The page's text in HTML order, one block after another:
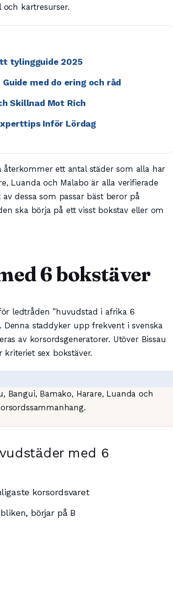
och kartresurser.
tylingguide 2025
med do ering och råd
Skillnad Mot Rich
Inför Lördag
återkommer ett antal städer som alla har
Luanda och Malabo är alla verifierade
dessa som passar bäst beror på
ska börja på ett visst bokstav eller om
6 bokstäver
ledtråden ”huvudstad i afrika 6
Denna staddyker upp frekvent i svenska
av korsordsgeneratorer. Utöver Bissau
sex bokstäver.
Bangui, Bamako, Harare, Luanda och
med 6
korsordsvaret
börjar på B